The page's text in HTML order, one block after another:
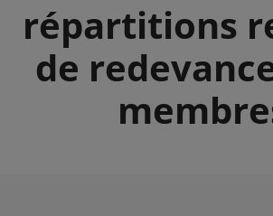
répartitions
de